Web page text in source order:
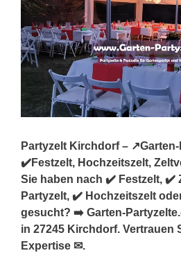
Partyzelt Kirchdorf –
✔️Festzelt, Hochzeitszelt,
Sie haben nach ✔️ Festzelt, ✔️
Partyzelt, ✔️ Hochzeitszelt
gesucht? ➡️ Garten-
in 27245 Kirchdorf. Vertrauen
Expertise ✉.